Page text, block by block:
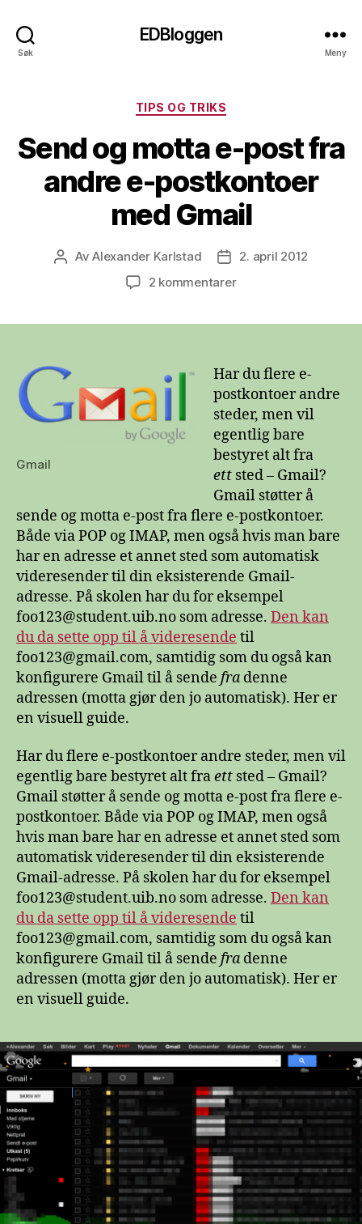
Søk
EDBloggen
Meny
Kategorier
TIPS OG TRIKS
Send og motta e-post fra
andre e-postkontoer
med Gmail
Innleggsforfatter
AvAlexander Karlstad Publiseringsdato
2. april 2012
2 kommentarertil
post
fra
andre
e-
postkontoer
med
Gmail
Gmail
Har du flere e-
postkontoer andre
steder, men vil
egentlig bare
bestyret alt fra
ett sted – Gmail?
Gmail støtter å
sende og motta e-post fra flere e-postkontoer.
Både via POP og IMAP, men også hvis man bare
har en adresse et annet sted som automatisk
videresender til din eksisterende Gmail-
adresse. På skolen har du for eksempel
foo123@student.uib.no som adresse. Den kan
du da sette opp til å videresende til
foo123@gmail.com, samtidig som du også kan
konfigurere Gmail til å sende fra denne
adressen (motta gjør den jo automatisk). Her er
en visuell guide.
Har du flere e-postkontoer andre steder, men vil
egentlig bare bestyret alt fraett sted – Gmail?
Gmail støtter å sende og motta e-post fra flere e-
postkontoer. Både via POP og IMAP, men også
hvis man bare har en adresse et annet sted som
automatisk videresender til din eksisterende
Gmail-adresse. På skolen har du for eksempel
foo123@student.uib.no som adresse. Den kan
du da sette opp til å videresende til
foo123@gmail.com, samtidig som du også kan
konfigurere Gmail til å sende fra denne
adressen (motta gjør den jo automatisk). Her er
en visuell guide.